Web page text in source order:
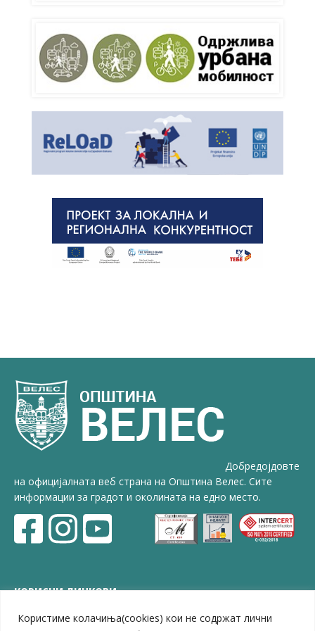
Користиме колачиња(cookies) кои не содржат лични
Добредојдовте
на официјалната веб страна на Општина Велес. Сите
информации за градот и околината на едно место.
КОРИСНИ ЛИНКОВИ
ЗЕЛС – Заедница на единиците на локална самоуправа